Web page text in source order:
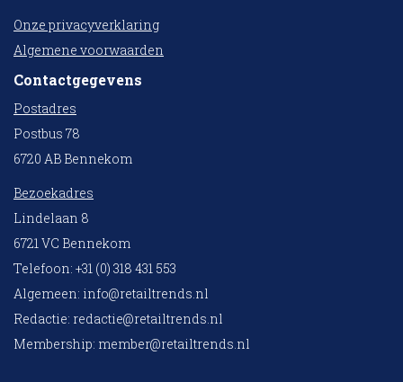
Onze privacyverklaring
Algemene voorwaarden
Contactgegevens
Postadres
Postbus 78
6720 AB Bennekom
Bezoekadres
Lindelaan 8
6721 VC Bennekom
Telefoon: +31 (0) 318 431 553
Algemeen: info@retailtrends.nl
Redactie: redactie@retailtrends.nl
Membership: member@retailtrends.nl